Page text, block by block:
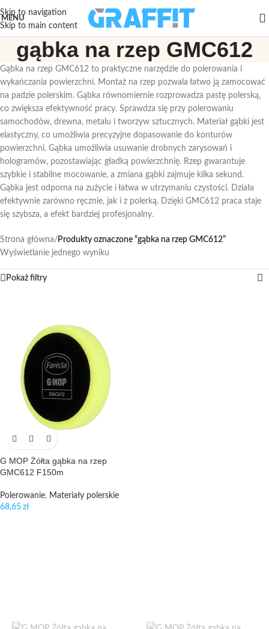
Skip to navigation
Skip to main content
MENU
gąbka na rzep GMC612
Gąbka na rzep GMC612 to praktyczne narzędzie do polerowania i
wykańczania powierzchni. Montaż na rzep pozwala łatwo ją zamocować
na padzie polerskim. Gąbka równomiernie rozprowadza pastę polerską,
co zwiększa efektywność pracy. Sprawdza się przy polerowaniu
samochodów, drewna, metalu i tworzyw sztucznych. Materiał gąbki jest
elastyczny, co umożliwia precyzyjne dopasowanie do konturów
powierzchni. Gąbka umożliwia usuwanie drobnych zarysowań i
hologramów, pozostawiając gładką powierzchnię. Rzep gwarantuje
szybkie i stabilne mocowanie, a zmiana gąbki zajmuje kilka sekund.
Gąbka jest odporna na zużycie i łatwa w utrzymaniu czystości. Działa
efektywnie zarówno ręcznie, jak i z polerką. Dzięki GMC612 praca staje
się szybsza, a efekt bardziej profesjonalny.
Strona główna/ Produkty oznaczone “gąbka na rzep GMC612”
Wyświetlanie jednego wyniku
Pokaż filtry
G MOP Żółta gąbka na rzep
GMC612 F150m
Polerowanie, Materiały polerskie
68,65 zł